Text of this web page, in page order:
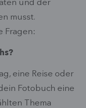
und der
musst.
Fragen:
eine Reise oder
Fotobuch eine
Thema